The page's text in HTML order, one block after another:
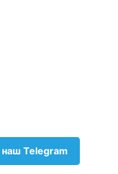
Telegram